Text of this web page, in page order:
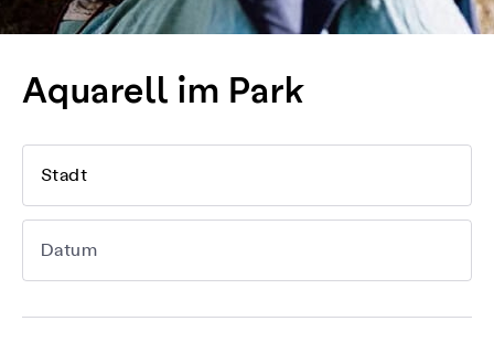
Aquarell im Park
Stadt
Datum